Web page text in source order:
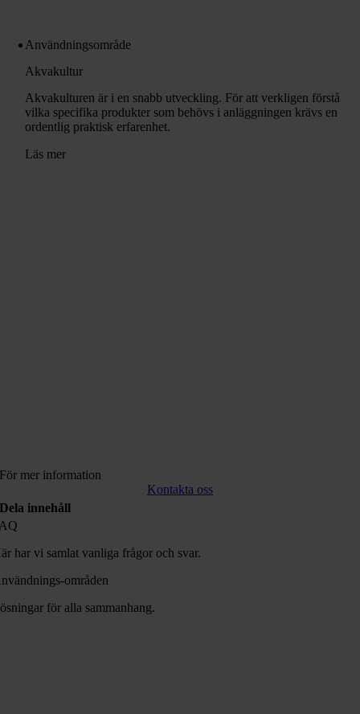
Användningsområde
Akvakultur
Akvakulturen är i en snabb utveckling. För att verkligen förstå
vilka specifika produkter som behövs i anläggningen krävs en
ordentlig praktisk erfarenhet.
Läs mer
För mer information
Kontakta oss
Dela innehåll
har vi samlat vanliga frågor och svar.
områden
för alla sammanhang.